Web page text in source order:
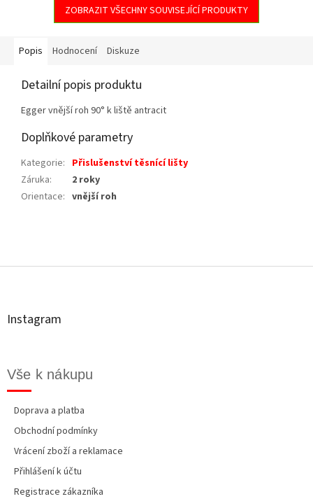
ZOBRAZIT VŠECHNY SOUVISEJÍCÍ PRODUKTY
Popis Hodnocení Diskuze
Detailní popis produktu
Egger vnější roh 90° k liště antracit
Doplňkové parametry
Kategorie: Přislušenství těsnící lišty
Záruka:
2 roky
Orientace: vnější roh
á
Instagram
Vše k nákupu
Doprava a platba
Obchodní podmínky
Vrácení zboží a reklamace
Přihlášení k účtu
Registrace zákazníka